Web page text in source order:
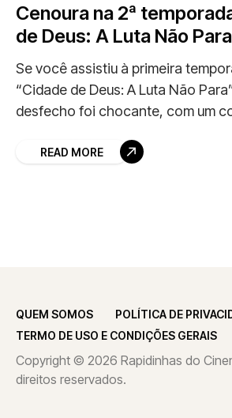
Cenoura na 2ª
de Deus: A Luta Não
Se você assistiu à primeira
“Cidade de Deus: A Luta Não
desfecho foi chocante, com um
READ MORE
QUEM SOMOS
POLÍTICA DE
TERMO DE USO E CONDIÇÕES GERAIS
Copyright © 2026 Rapidinhas do
direitos reservados.